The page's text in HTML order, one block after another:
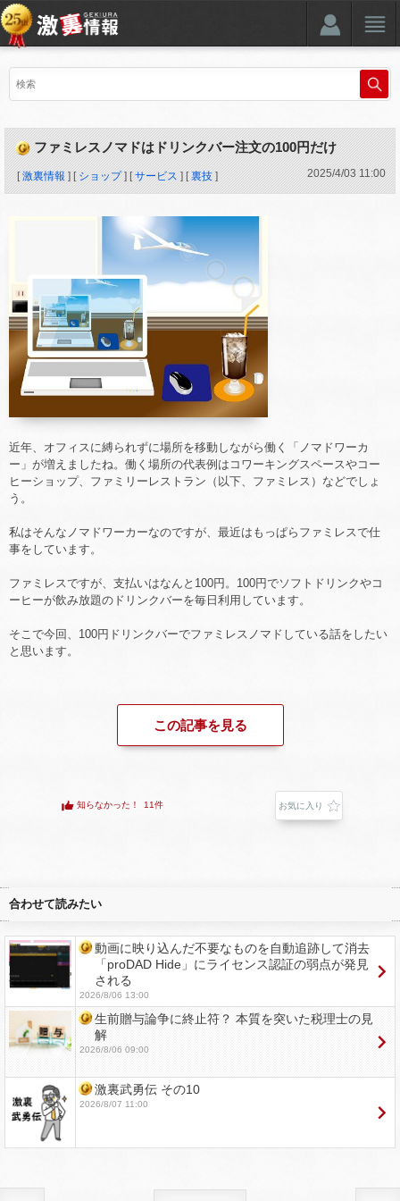
ファミレスノマドはドリンクバー注文の100円だけ
[激裏情報 ] [ ショップ] [サービス ] [裏技 ] 2025/4/03 11:00
近年、オフィスに縛られずに場所を移動しながら働く「ノマドワーカ
ー」が増えましたね。働く場所の代表例はコワーキングスペースやコー
ヒーショップ、ファミリーレストラン（以下、ファミレス）などでしょ
う。
私はそんなノマドワーカーなのですが、最近はもっぱらファミレスで仕
事をしています。
ファミレスですが、支払いはなんと100円。100円でソフトドリンクやコ
ーヒーが飲み放題のドリンクバーを毎日利用しています。
そこで今回、100円ドリンクバーでファミレスノマドしている話をしたい
と思います。
この記事を見る
知らなかった！ 11件 お気に入り
合わせて読みたい
動画に映り込んだ不要なものを自動追跡して消去
「proDAD Hide」にライセンス認証の弱点が発見
される
2026/8/06 13:00
生前贈与論争に終止符？ 本質を突いた税理士の見
解
2026/8/06 09:00
激裏武勇伝 その10
2026/8/07 11:00